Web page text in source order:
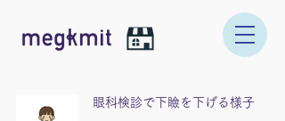
眼科検診で下瞼を下げる様子